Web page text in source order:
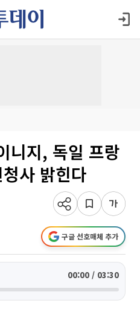
니지, 독일 프랑
사 밝힌다
구글 선호매체 추가
00:00 / 03:30